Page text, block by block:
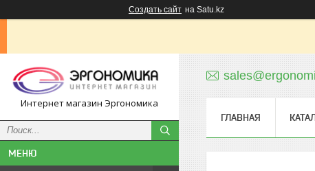
Создать сайт на Satu.kz
Интернет магазин Эргономика
ГЛАВНАЯ